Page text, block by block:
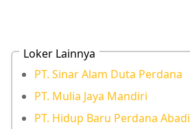
Loker Lainnya
PT. Sinar Alam Duta Perdana
PT. Mulia Jaya Mandiri
PT. Hidup Baru Perdana Abadi